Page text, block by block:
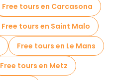
Free tours en Carcasona
Free tours en Saint Malo
Free tours en Le Mans
Free tours en Metz